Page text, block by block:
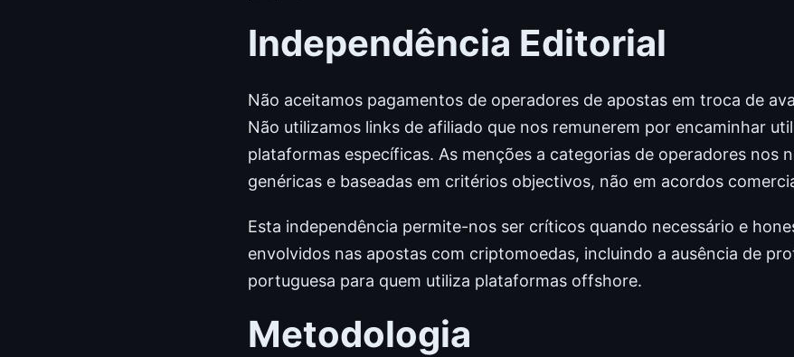
Independência Editorial
Não aceitamos pagamentos de operadores de apostas em troca de
Não utilizamos links de afiliado que nos remunerem por encaminhar
plataformas específicas. As menções a categorias de operadores nos
genéricas e baseadas em critérios objectivos, não em acordos
Esta independência permite-nos ser críticos quando necessário e
envolvidos nas apostas com criptomoedas, incluindo a ausência de
portuguesa para quem utiliza plataformas offshore.
Metodologia